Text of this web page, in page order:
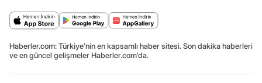
Haberler.com: Türkiye’nin en kapsamlı haber sitesi. Son dakika haberleri
ve en güncel gelişmeler Haberler.com’da.